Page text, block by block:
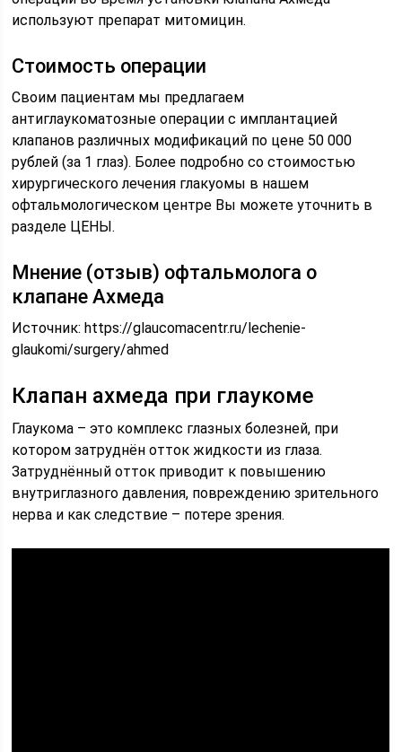
используют препарат митомицин.
Стоимость операции
Своим пациентам мы предлагаем
антиглаукоматозные операции с имплантацией
клапанов различных модификаций по цене 50 000
рублей (за 1 глаз). Более подробно со стоимостью
хирургического лечения глакуомы в нашем
офтальмологическом центре Вы можете уточнить в
разделе ЦЕНЫ.
Мнение (отзыв) офтальмолога о
клапане Ахмеда
Источник:https://glaucomacentr.ru/lechenie-
glaukomi/surgery/ahmed
Клапан ахмеда при глаукоме
Глаукома – это комплекс глазных болезней, при
котором затруднён отток жидкости из глаза.
Затруднённый отток приводит к повышению
внутриглазного давления, повреждению зрительного
нерва и как следствие – потере зрения.